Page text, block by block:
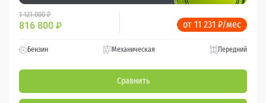
1 121 000 ₽
816 800 ₽ от 11 231 ₽/мес
Бензин Механическая Передний
Сравнить